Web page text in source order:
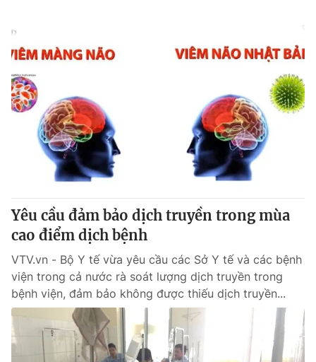
Yêu cầu đảm bảo dịch truyền trong mùa
cao điểm dịch bệnh
VTV.vn - Bộ Y tế vừa yêu cầu các Sở Y tế và các bệnh
viện trong cả nước rà soát lượng dịch truyền trong
bệnh viện, đảm bảo không được thiếu dịch truyền...